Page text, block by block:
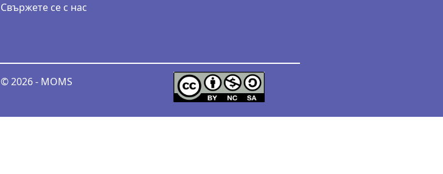
Свържете се с нас
© 2026 - MOMS